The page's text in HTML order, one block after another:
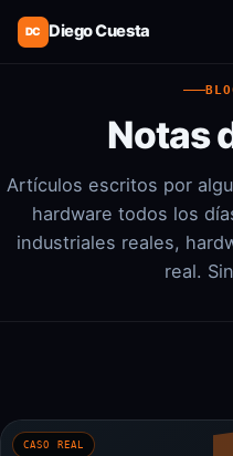
DC Diego Cuesta
Notas
Artículos escritos por
hardware todos los
industriales reales,
real.
CASO REAL